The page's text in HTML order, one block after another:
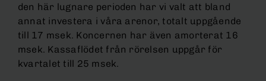
den här lugnare perioden har vi valt att bland
annat investera i våra arenor, totalt uppgående
till 17 msek. Koncernen har även amorterat 16
msek. Kassaflödet från rörelsen uppgår för
kvartalet till 25 msek.